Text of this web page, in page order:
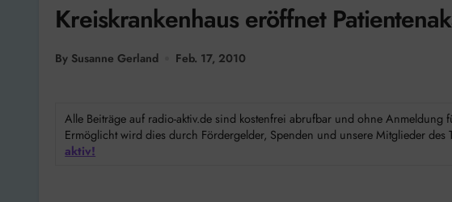
Kreiskrankenhaus eröffnet
By Susanne Gerland Feb. 17, 2010
Alle Beiträge auf radio-aktiv.de sind kostenfrei abrufbar und ohne Anmeldung
Ermöglicht wird dies durch Fördergelder, Spenden und unsere Mitglieder des
aktiv!